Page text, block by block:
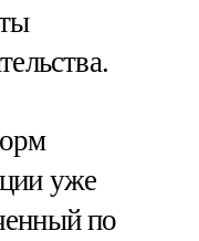
уже
по